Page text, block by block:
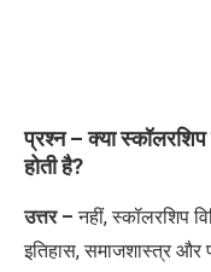
प्रश्न – क्या
होती है?
उत्तर –नहीं,स्कॉलरशिप
इतिहास,समाजशास्त्र और